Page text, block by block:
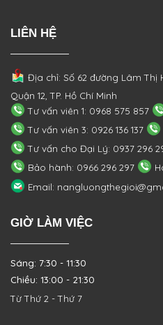
LIÊN HỆ
Địa chỉ: Số 62 đường Lâm Thị
Quận 12, TP. Hồ Chí Minh
Tư vấn viên 1: 0968 575 857
Tư vấn viên 3: 0926 136 137
Tư vấn cho Đại Lý: 0937 296
Bảo hành: 0966 296 297
Email:
GIỜ LÀM VIỆC
Sáng: 7:30 - 11:30
Chiều: 13:00 - 21:30
Từ Thứ 2 - Thứ 7